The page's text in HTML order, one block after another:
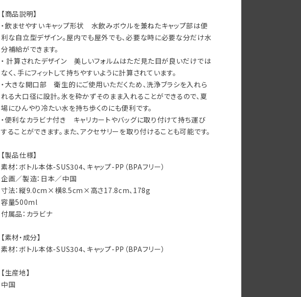
【商品説明】
・飲ませやすいキャップ形状 水飲みボウルを兼ねたキャップ部は便
利な自立型デザイン。屋内でも屋外でも、必要な時に必要な分だけ水
分補給ができます。
・ 計算されたデザイン 美しいフォルムはただ見た目が良いだけでは
なく、手にフィットして持ちやすいように計算されています。
・大きな開口部 衛生的にご使用いただくため、洗浄ブラシを入れら
れる大口径に設計。氷を砕かずそのまま入れることができるので、夏
場にひんやり冷たい水を持ち歩くのにも便利です。
・便利なカラビナ付き キャリカートやバッグに取り付けて持ち運び
することができます。また、アクセサリーを取り付けることも可能です。
【製品仕様】
素材：ボトル本体-SUS304、キャップ-PP（BPAフリー）
企画／製造：日本／中国
寸法：縦9.0cm×横8.5cm×高さ17.8cm、178g
容量500ml
付属品：カラビナ
【素材・成分】
素材：ボトル本体-SUS304、キャップ-PP（BPAフリー）
【生産地】
中国